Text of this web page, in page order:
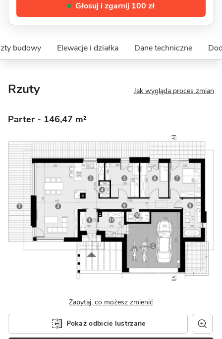
Głosuj i zgarnij 100 zł
budowy Elewacje i działka Dane techniczne
Rzuty Jak wygląda proces zmian
Parter - 146,47 m²
Zapytaj, co możesz zmienić
Pokaż odbicie lustrzane